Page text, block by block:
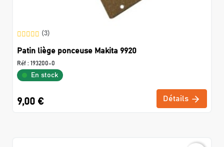
(3)
Patin liège ponceuse Makita 9920
Réf : 193200-0
En stock
9,00 € Détails